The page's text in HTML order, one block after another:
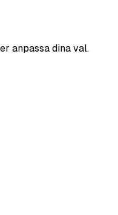
anpassa dina val.